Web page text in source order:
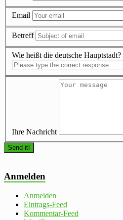
Email
Betreff
Wie heißt die deutsche Hauptstadt?
Ihre Nachricht
Anmelden
Anmelden
Eintrags-Feed
Kommentar-Feed